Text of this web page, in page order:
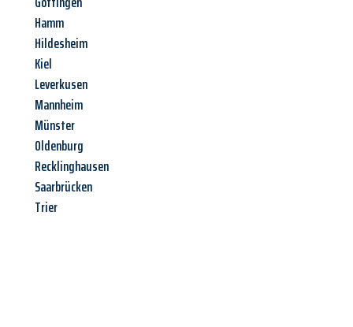
Hamm
Hildesheim
Kiel
Leverkusen
Mannheim
Münster
Oldenburg
Recklinghausen
Saarbrücken
Trier